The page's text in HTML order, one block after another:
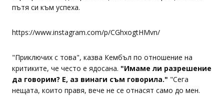
пътя си към успеха.
https://www.instagram.com/p/CGhxogtHMvn/
"Приключих с това", казва Кембъл по отношение на
критиките, че често е ядосана. "Имаме ли разрешение
да говорим? Е, аз винаги съм говорила." "Сега
нещата, които правя, вече не се отнасят само до мен.